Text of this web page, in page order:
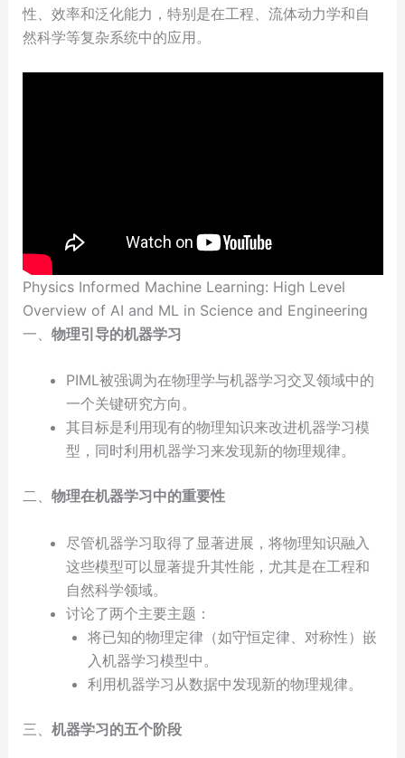
性、效率和泛化能力，特别是在工程、流体动力学和自
然科学等复杂系统中的应用。
Physics Informed Machine Learning: High Level
Overview of AI and ML in Science and Engineering
一、 物理引导的机器学习
PIML被强调为在物理学与机器学习交叉领域中的
一个关键研究方向。
其目标是利用现有的物理知识来改进机器学习模
型，同时利用机器学习来发现新的物理规律。
二、 物理在机器学习中的重要性
尽管机器学习取得了显著进展，将物理知识融入
这些模型可以显著提升其性能，尤其是在工程和
自然科学领域。
讨论了两个主要主题：
将已知的物理定律（如守恒定律、对称性）嵌
入机器学习模型中。
利用机器学习从数据中发现新的物理规律。
三、 机器学习的五个阶段